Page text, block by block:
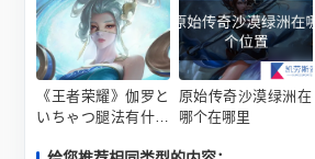
《王者荣耀》伽罗と
いちゃつ腿法有什么
原始传奇沙漠绿洲在
哪个在哪里